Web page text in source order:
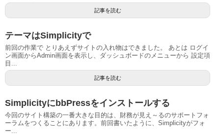
記事を読む
テーマはSimplicityで
前回の作業で とりあえずサイトの入れ物はできました。 あとは ログイ
ン画面からAdmin画面を表示し、ダッシュボードのメニューから 設定項
目...
記事を読む
SimplicityにbbPressをインストールする
今回のサイト構築の一番大きな目的は、財務が見え～るのサポートフォ
ーラムをつくることにあります。前回書いたように、Simplicityがフォ
ー...